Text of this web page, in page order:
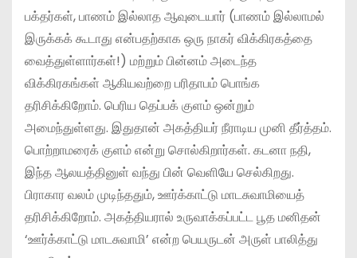
பக்தர்கள், பாணம் இல்லாத ஆவுடையார் (பாணம் இல்லாமல்
இருக்கக் கூடாது என்பதற்காக ஒரு நாகர் விக்கிரகத்தை
வைத்துள்ளார்கள்!) மற்றும் பின்னம் அடைந்த
விக்கிரகங்கள் ஆகியவற்றை பரிதாபம் பொங்க
தரிசிக்கிறோம். பெரிய தெப்பக் குளம் ஒன்றும்
அமைந்துள்ளது. இதுதான் அகத்தியர் நீராடிய முனி தீர்த்தம்.
பொற்றாமரைக் குளம் என்று சொல்கிறார்கள். கடனா நதி,
இந்த ஆலயத்தினுள் வந்து பின் வெளியே செல்கிறது.
பிராகார வலம் முடிந்ததும், ஊர்க்காட்டு மாடசுவாமியைத்
தரிசிக்கிறோம். அகத்தியரால் உருவாக்கப்பட்ட பூத மனிதன்
‘ஊர்க்காட்டு மாடசுவாமி’ என்ற பெயருடன் அருள் பாலித்து